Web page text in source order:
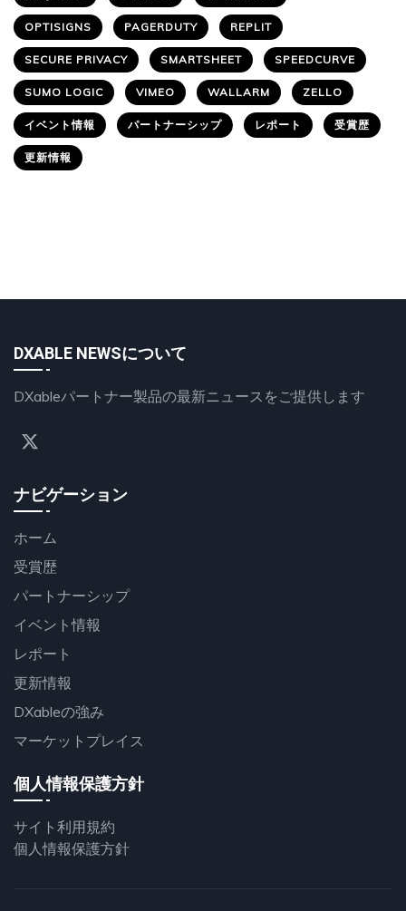
OPTISIGNS PAGERDUTY REPLIT
SECURE PRIVACY SMARTSHEET SPEEDCURVE
SUMO LOGIC VIMEO WALLARM ZELLO
イベント情報 パートナーシップ レポート 受賞歴
更新情報
DXABLE NEWSについて
DXableパートナー製品の最新ニュースをご提供します
ナビゲーション
ホーム
受賞歴
パートナーシップ
イベント情報
レポート
更新情報
DXableの強み
マーケットプレイス
個人情報保護方針
サイト利用規約
個人情報保護方針